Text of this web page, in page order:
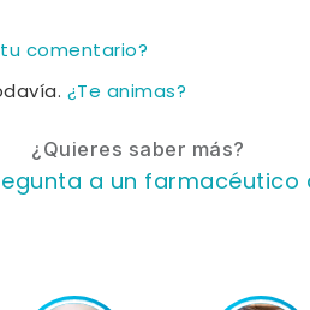
comentario?
¿Te animas?
¿Quieres saber más?
a un farmacéutico